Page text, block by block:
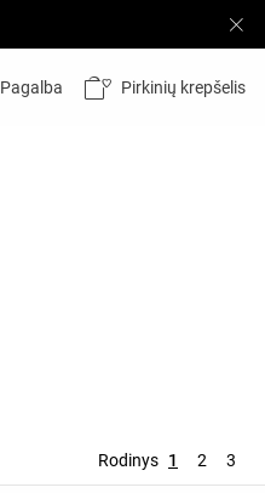
Pagalba Pirkinių krepšelis
Rodinys 1 2 3